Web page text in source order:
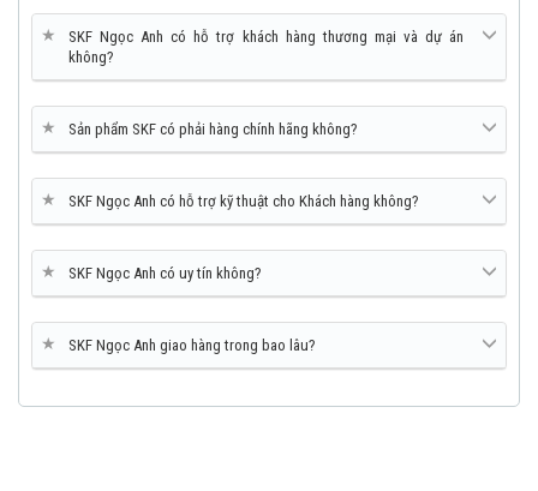
★
SKF Ngọc Anh có hỗ trợ khách hàng thương mại và dự án
không?
★ Sản phẩm SKF có phải hàng chính hãng không?
★ SKF Ngọc Anh có hỗ trợ kỹ thuật cho Khách hàng không?
★ SKF Ngọc Anh có uy tín không?
★ SKF Ngọc Anh giao hàng trong bao lâu?